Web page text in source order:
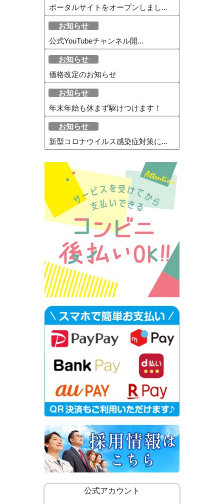
ポータルサイトをオープンしまし...
お知らせ
公式YouTubeチャンネル開...
お知らせ
価格改定のお知らせ
お知らせ
年末年始も休まず駆けつけます！
お知らせ
新型コロナウイルス感染症対策に...
公式アカウント